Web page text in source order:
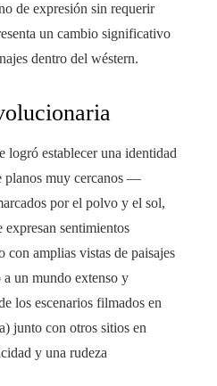
de expresión sin requerir
un cambio significativo
dentro del wéstern.
logró establecer una identidad
planos muy cercanos —
por el polvo y el sol,
expresan sentimientos
amplias vistas de paisajes
un mundo extenso y
los escenarios filmados en
junto con otros sitios en
y una rudeza